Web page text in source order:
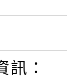
訊：